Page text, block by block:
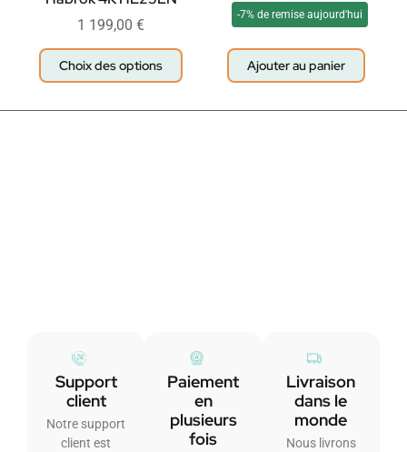
1 199,00 €
Choix des options
-7% de remise aujourd'hui
Ajouter au panier
Support
client
Notre support
client est
Paiement
en
plusieurs
fois
Livraison
dans le
monde
Nous livrons